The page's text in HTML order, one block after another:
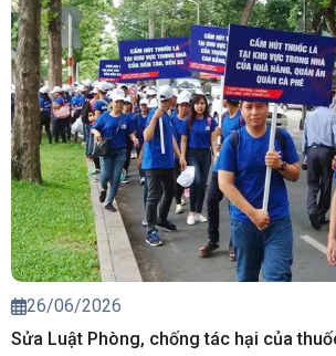
26/06/2026
Sửa Luật Phòng, chống tác hại của